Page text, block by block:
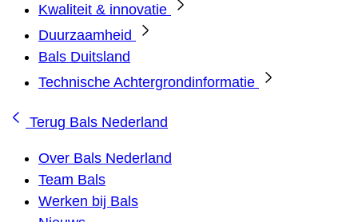
Kwaliteit & innovatie
Duurzaamheid
Bals Duitsland
Technische Achtergrondinformatie
Terug Bals Nederland
Over Bals Nederland
Team Bals
Werken bij Bals